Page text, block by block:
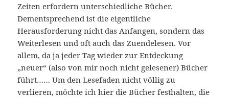
Zeiten erfordern unterschiedliche Bücher.
Dementsprechend ist die eigentliche
Herausforderung nicht das Anfangen, sondern das
Weiterlesen und oft auch das Zuendelesen. Vor
allem, da ja jeder Tag wieder zur Entdeckung
„neuer“ (also von mir noch nicht gelesener) Bücher
führt…… Um den Lesefaden nicht völlig zu
verlieren, möchte ich hier die Bücher festhalten, die